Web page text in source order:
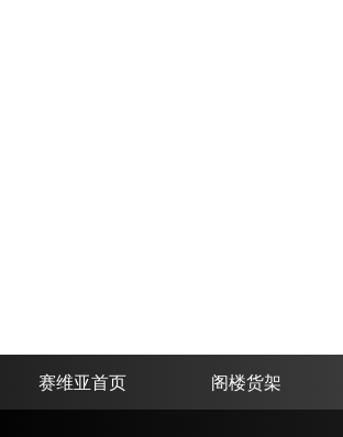
赛维亚首页 阁楼货架